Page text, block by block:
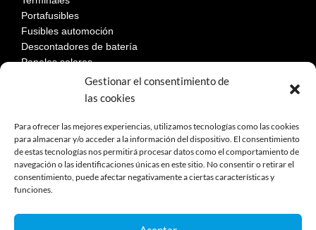
Gestionar el consentimiento de
las cookies
Para ofrecer las mejores experiencias, utilizamos tecnologías como las cookies
para almacenar y/o acceder a la información del dispositivo. El consentimiento
de estas tecnologías nos permitirá procesar datos como el comportamiento de
navegación o las identificaciones únicas en este sitio. No consentir o retirar el
consentimiento, puede afectar negativamente a ciertas características y
funciones.
Portafusibles
Fusibles automoción
Descontadores de batería
Paneles solares
Aviso Legal
Política de privacidad
Política de cookies
Términos y condiciones de compra